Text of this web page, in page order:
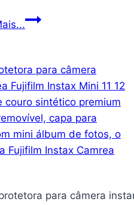
AFN-
Polaroid
Now
2nd
Generation
I-
Type
–
brancopara câmera